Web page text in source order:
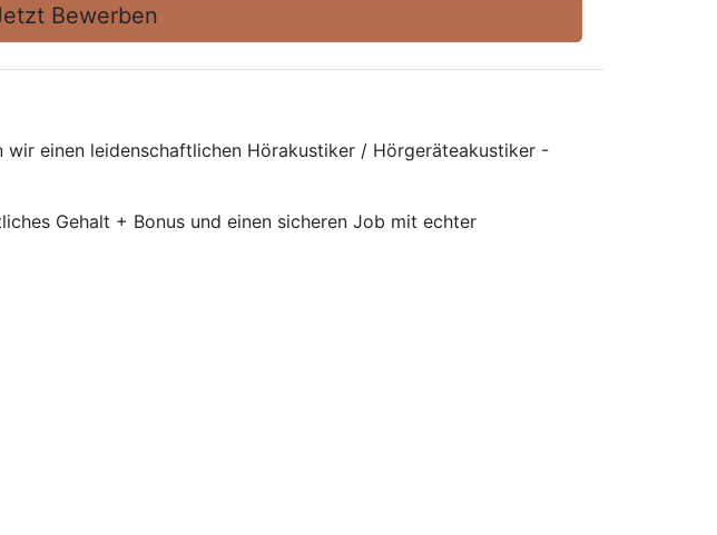
Bewerben
einen leidenschaftlichen Hörakustiker / Hörgeräteakustiker -
Gehalt + Bonus und einen sicheren Job mit echter